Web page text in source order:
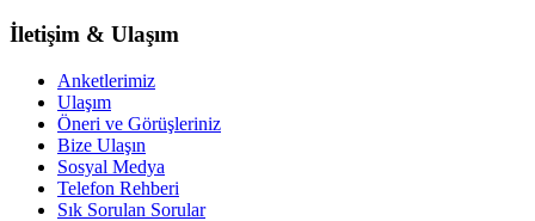
İletişim & Ulaşım
Anketlerimiz
Ulaşım
Öneri ve Görüşleriniz
Bize Ulaşın
Sosyal Medya
Telefon Rehberi
Sık Sorulan Sorular